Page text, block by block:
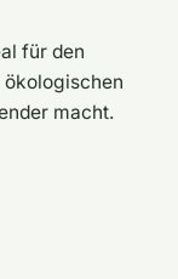
für den
ökologischen
macht.